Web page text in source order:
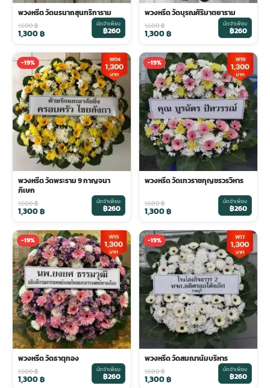
พวงหรีด วัดนรนาถสุนทริการาม
1,600฿
1,300฿
มัดจำเพียง
฿260
พวงหรีด วัดบุรณศิริมาตยาราม
1,600฿
1,300฿
มัดจำเพียง
฿260
-19%
พวงหรีด วัดพระราม 9 กาญจนา
ภิเษก
1,600฿
1,300฿
มัดจำเพียง
฿260
-19%
พวงหรีด วัดเทวราชกุญชรวรวิหาร
1,600฿
1,300฿
มัดจำเพียง
฿260
-19%
พวงหรีด วัดธาตุทอง
1,600฿
1,300฿
มัดจำเพียง
฿260
-19%
พวงหรีด วัดสมณานัมบริหาร
1,600฿
1,300฿
มัดจำเพียง
฿260